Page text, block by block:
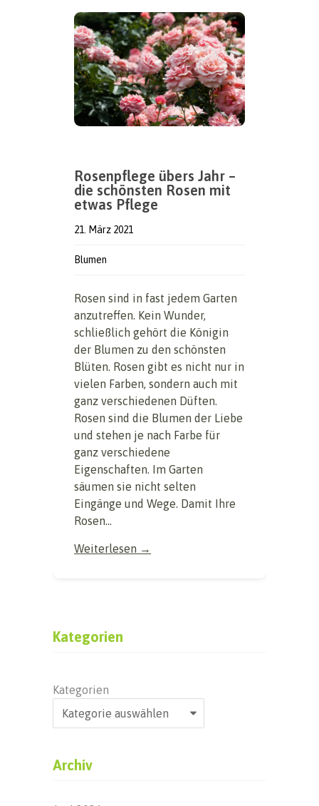
Rosenpflege übers Jahr –
die schönsten Rosen mit
etwas Pflege
21. März 2021
Blumen
Rosen sind in fast jedem Garten
anzutreffen. Kein Wunder,
schließlich gehört die Königin
der Blumen zu den schönsten
Blüten. Rosen gibt es nicht nur in
vielen Farben, sondern auch mit
ganz verschiedenen Düften.
Rosen sind die Blumen der Liebe
und stehen je nach Farbe für
ganz verschiedene
Eigenschaften. Im Garten
säumen sie nicht selten
Eingänge und Wege. Damit Ihre
Rosen...
Weiterlesen →
Kategorien
Kategorien
Archiv